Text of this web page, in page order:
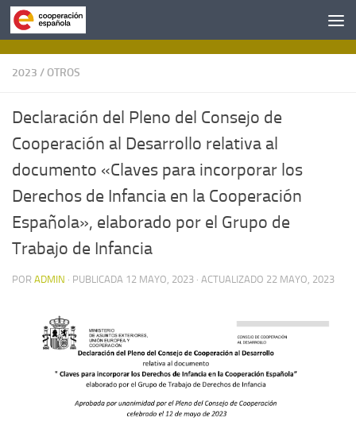
Saltar al contenido
2023 /OTROS
Declaración del Pleno del Consejo de
Cooperación al Desarrollo relativa al
documento «Claves para incorporar los
Derechos de Infancia en la Cooperación
Española», elaborado por el Grupo de
Trabajo de Infancia
POR ADMIN · PUBLICADA 12 MAYO, 2023 · ACTUALIZADO 22 MAYO, 2023